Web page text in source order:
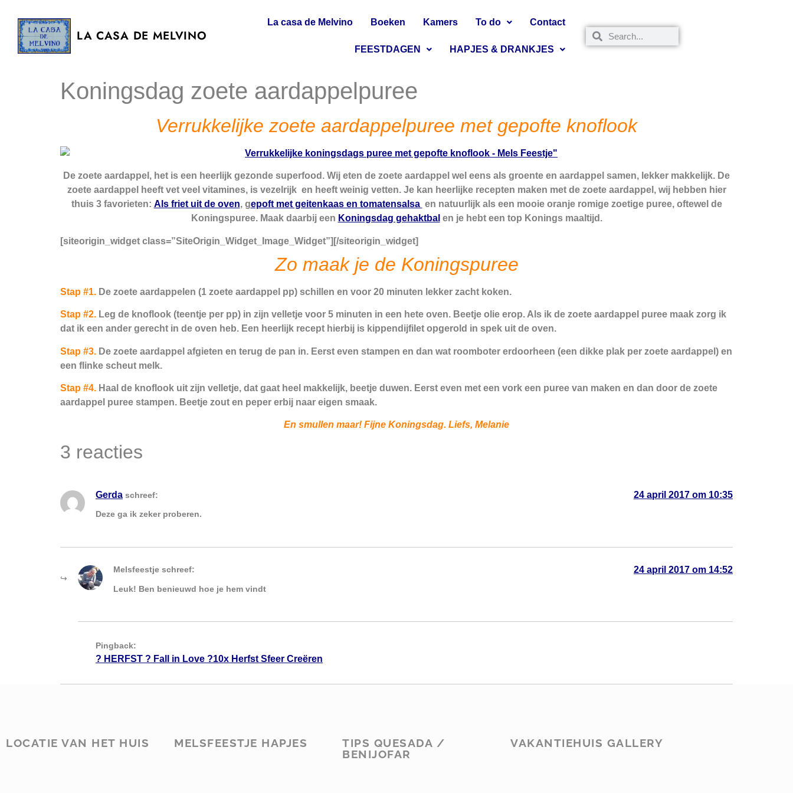
LA CASA DE MELVINO
La casa de Melvino Boeken Kamers To do Contact
FEESTDAGEN HAPJES & DRANKJES
Koningsdag zoete aardappelpuree
Verrukkelijke zoete aardappelpuree met gepofte knoflook
De zoete aardappel, het is een heerlijk gezonde superfood. Wij eten de zoete aardappel wel eens als groente en aardappel samen, lekker makkelijk. De
zoete aardappel heeft vet veel vitamines, is vezelrijk en heeft weinig vetten. Je kan heerlijke recepten maken met de zoete aardappel, wij hebben hier
thuis 3 favorieten: Als friet uit de oven, gepoft met geitenkaas en tomatensalsa en natuurlijk als een mooie oranje romige zoetige puree, oftewel de
Koningspuree. Maak daarbij een Koningsdag gehaktbal en je hebt een top Konings maaltijd.
[siteorigin_widget class=”SiteOrigin_Widget_Image_Widget”] [/siteorigin_widget]
Zo maak je de Koningspuree
Stap #1. De zoete aardappelen (1 zoete aardappel pp) schillen en voor 20 minuten lekker zacht koken.
Stap #2. Leg de knoflook (teentje per pp) in zijn velletje voor 5 minuten in een hete oven. Beetje olie erop. Als ik de zoete aardappel puree maak zorg ik
dat ik een ander gerecht in de oven heb. Een heerlijk recept hierbij is kippendijfilet opgerold in spek uit de oven.
Stap #3. De zoete aardappel afgieten en terug de pan in. Eerst even stampen en dan wat roomboter erdoorheen (een dikke plak per zoete aardappel) en
een flinke scheut melk.
Stap #4. Haal de knoflook uit zijn velletje, dat gaat heel makkelijk, beetje duwen. Eerst even met een vork een puree van maken en dan door de zoete
aardappel puree stampen. Beetje zout en peper erbij naar eigen smaak.
En smullen maar! Fijne Koningsdag. Liefs, Melanie
3 reacties
Gerda schreef: 24 april 2017 om 10:35
Deze ga ik zeker proberen.
Melsfeestje schreef: 24 april 2017 om 14:52
Leuk! Ben benieuwd hoe je hem vindt
Pingback:
? HERFST ? Fall in Love ?10x Herfst Sfeer Creëren
LOCATIE VAN HET HUIS MELSFEESTJE HAPJES
TIPS QUESADA /
BENIJOFAR
VAKANTIEHUIS GALLERY